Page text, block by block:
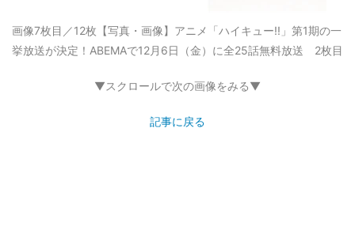
画像7枚目／12枚 【写真・画像】アニメ「ハイキュー!!」第1期の一
挙放送が決定！ABEMAで12月6日（金）に全25話無料放送 2枚目
▼スクロールで次の画像をみる▼
記事に戻る